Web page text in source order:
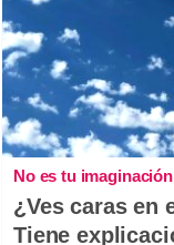
No es tu imaginación
¿Ves caras en
Tiene